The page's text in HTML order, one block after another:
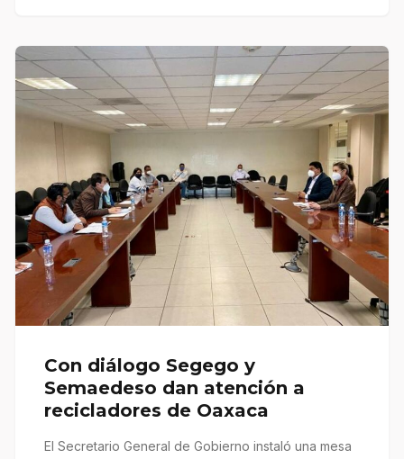
Con diálogo Segego y
Semaedeso dan atención a
recicladores de Oaxaca
El Secretario General de Gobierno instaló una mesa